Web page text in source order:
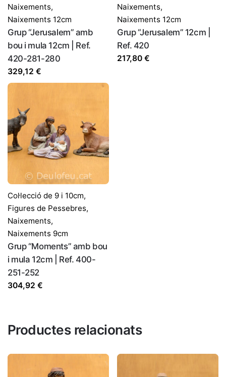
Desa el meu nom, correu electrònic i lloc web en
aquest navegador per a la pròxima vegada que comenti.
Naixements,
Naixements 12cm
Grup “Jerusalem” amb
bou i mula 12cm | Ref.
420-281-280
329,12 €
Naixements,
Naixements 12cm
Grup “Jerusalem” 12cm |
Ref. 420
217,80 €
Col·lecció de 9 i 10cm,
Figures de Pessebres,
Naixements,
Naixements 9cm
Grup “Moments” amb bou
i mula 12cm | Ref. 400-
251-252
304,92 €
Productes relacionats